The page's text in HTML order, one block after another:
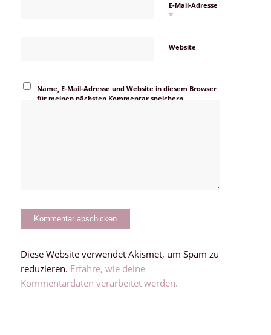
E-Mail-Adresse
*
Website
Name, E-Mail-Adresse und Website in diesem Browser
für meinen nächsten Kommentar speichern.
Diese Website verwendet Akismet, um Spam zu
reduzieren. Erfahre, wie deine
Kommentardaten verarbeitet werden.